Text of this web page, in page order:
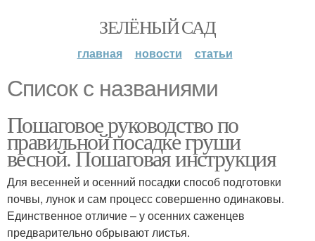
ЗЕЛЁНЫЙ САД
главная новости статьи
Список с названиями
Пошаговое руководство по
правильной посадке груши
весной. Пошаговая инструкция
Для весенней и осенний посадки способ подготовки
почвы, лунок и сам процесс совершенно одинаковы.
Единственное отличие – у осенних саженцев
предварительно обрывают листья.